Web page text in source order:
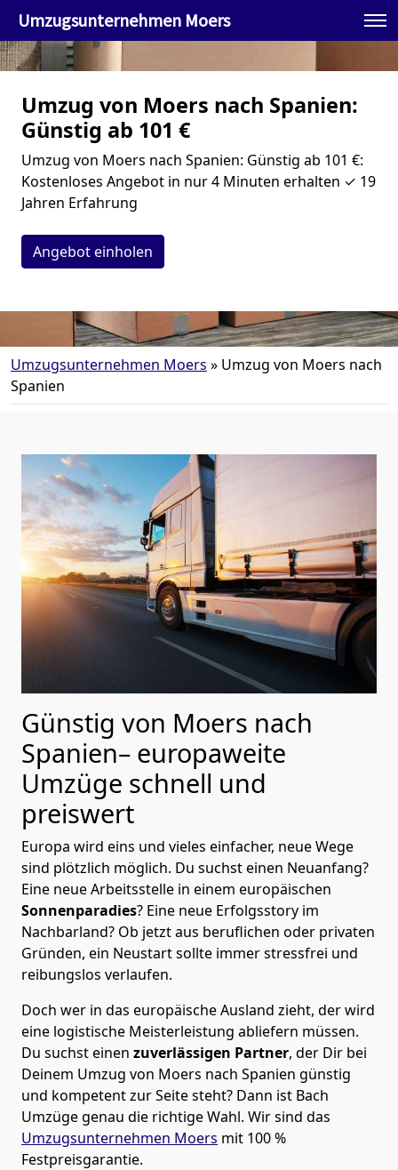
Umzugsunternehmen Moers
Umzug von Moers nach Spanien:
Günstig ab 101 €
Umzug von Moers nach Spanien: Günstig ab 101 €:
Kostenloses Angebot in nur 4 Minuten erhalten ✓ 19
Jahren Erfahrung
Angebot einholen
Umzugsunternehmen Moers » Umzug von Moers nach
Spanien
Günstig von Moers nach
Spanien– europaweite
Umzüge schnell und
preiswert
Europa wird eins und vieles einfacher, neue Wege
sind plötzlich möglich. Du suchst einen Neuanfang?
Eine neue Arbeitsstelle in einem europäischen
Sonnenparadies? Eine neue Erfolgsstory im
Nachbarland? Ob jetzt aus beruflichen oder privaten
Gründen, ein Neustart sollte immer stressfrei und
reibungslos verlaufen.
Doch wer in das europäische Ausland zieht, der wird
eine logistische Meisterleistung abliefern müssen.
Du suchst einen zuverlässigen Partner, der Dir bei
Deinem Umzug von Moers nach Spanien günstig
und kompetent zur Seite steht? Dann ist Bach
Umzügegenau die richtige Wahl. Wir sind das
Umzugsunternehmen Moers mit 100 %
Festpreisgarantie.